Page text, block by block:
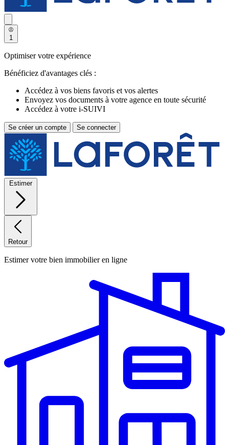
1
Optimiser votre expérience
Bénéficiez d'avantages clés :
Accédez à vos biens favoris et vos alertes
Envoyez vos documents à votre agence en toute sécurité
Accédez à votre i-SUIVI
Se créer un compte Se connecter
Estimer
Retour
Estimer votre bien immobilier en ligne